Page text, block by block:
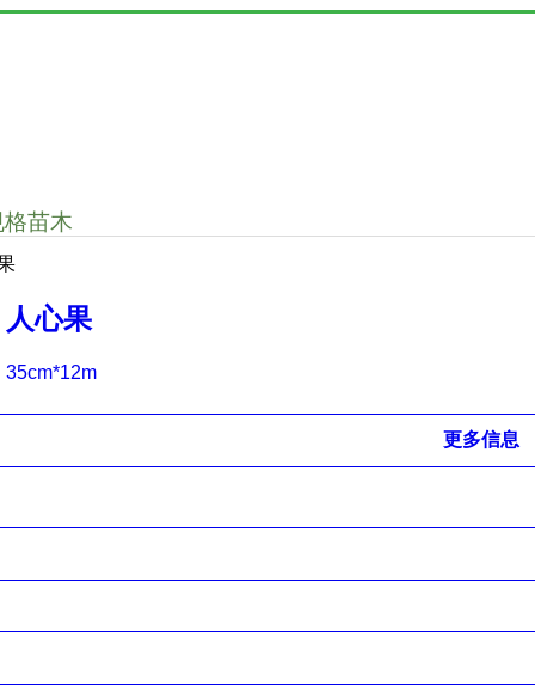
苗木
人心果
35cm*12m
更多信息